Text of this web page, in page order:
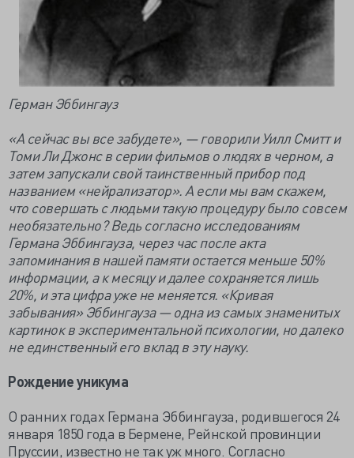
Герман Эббингауз
«А сейчас вы все забудете», — говорили Уилл Смитт и
Томи Ли Джонс в серии фильмов о людях в черном, а
затем запускали свой таинственный прибор под
названием «нейрализатор». А если мы вам скажем,
что совершать с людьми такую процедуру было совсем
необязательно? Ведь согласно исследованиям
Германа Эббингауза, через час после акта
запоминания в нашей памяти остается меньше 50%
информации, а к месяцу и далее сохраняется лишь
20%, и эта цифра уже не меняется. «Кривая
забывания» Эббингауза — одна из самых знаменитых
картинок в экспериментальной психологии, но далеко
не единственный его вклад в эту науку.
Рождение уникума
О ранних годах Германа Эббингауза, родившегося 24
января 1850 года в Бермене, Рейнской провинции
Пруссии, известно не так уж много. Согласно